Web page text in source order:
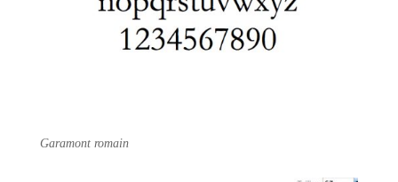
Garamont romain